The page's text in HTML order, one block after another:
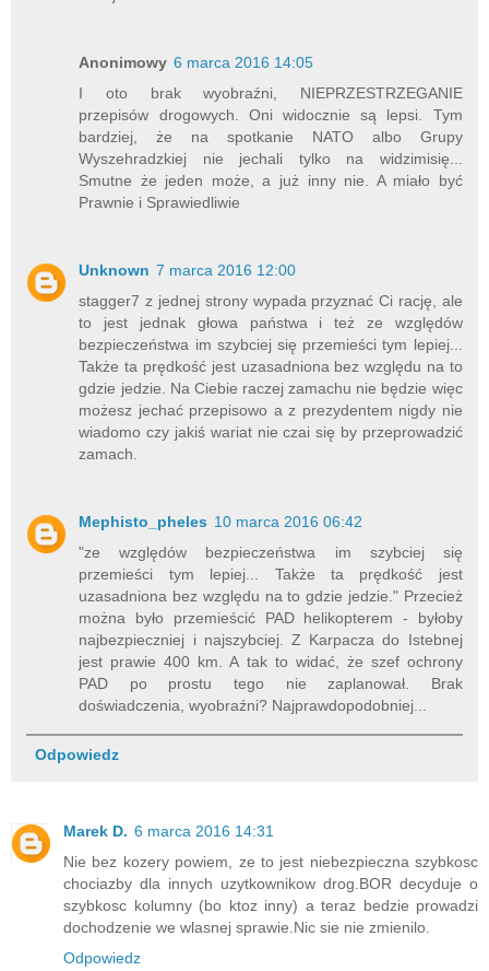
Anonimowy 6 marca 2016 14:05
I oto brak wyobraźni, NIEPRZESTRZEGANIE
przepisów drogowych. Oni widocznie są lepsi. Tym
bardziej, że na spotkanie NATO albo Grupy
Wyszehradzkiej nie jechali tylko na widzimisię...
Smutne że jeden może, a już inny nie. A miało być
Prawnie i Sprawiedliwie
Unknown 7 marca 2016 12:00
stagger7 z jednej strony wypada przyznać Ci rację, ale
to jest jednak głowa państwa i też ze względów
bezpieczeństwa im szybciej się przemieści tym lepiej...
Także ta prędkość jest uzasadniona bez względu na to
gdzie jedzie. Na Ciebie raczej zamachu nie będzie więc
możesz jechać przepisowo a z prezydentem nigdy nie
wiadomo czy jakiś wariat nie czai się by przeprowadzić
zamach.
Mephisto_pheles 10 marca 2016 06:42
"ze względów bezpieczeństwa im szybciej się
przemieści tym lepiej... Także ta prędkość jest
uzasadniona bez względu na to gdzie jedzie." Przecież
można było przemieścić PAD helikopterem - byłoby
najbezpieczniej i najszybciej. Z Karpacza do Istebnej
jest prawie 400 km. A tak to widać, że szef ochrony
PAD po prostu tego nie zaplanował. Brak
doświadczenia, wyobraźni? Najprawdopodobniej...
Odpowiedz
Marek D. 6 marca 2016 14:31
Nie bez kozery powiem, ze to jest niebezpieczna szybkosc
chociazby dla innych uzytkownikow drog.BOR decyduje o
szybkosc kolumny (bo ktoz inny) a teraz bedzie prowadzi
dochodzenie we wlasnej sprawie.Nic sie nie zmienilo.
Odpowiedz